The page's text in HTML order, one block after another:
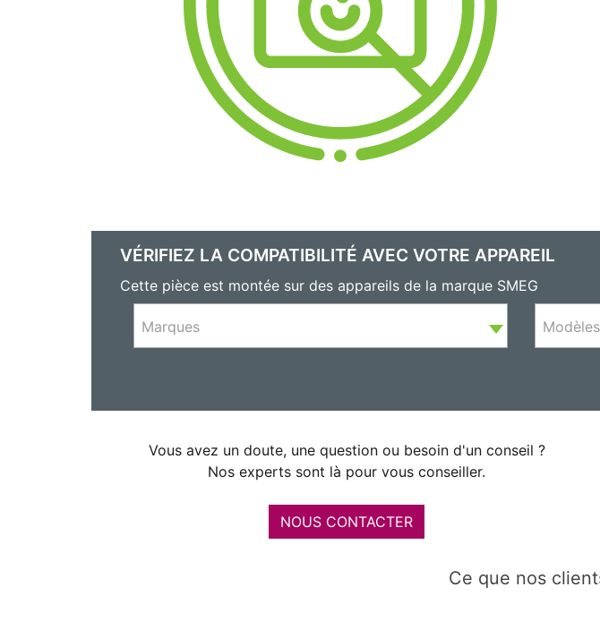
VÉRIFIEZ LA COMPATIBILITÉ AVEC VOTRE APPAREIL
Cette pièce est montée sur des appareils de la marque SMEG
Marques Modèles
Vous avez un doute, une question ou besoin d'un conseil ?
Nos experts sont là pour vous conseiller.
NOUS CONTACTER
Ce que nos